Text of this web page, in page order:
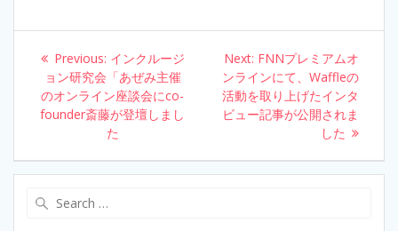
b
o
o
k
er e
dI
n
e
Post
navigation
Previous: Previous
post:
インクルージ
ョン研究会「あぜみ主催
のオンライン座談会にco-
founder斎藤が登壇しまし
た
Next: Next
post:
FNNプレミアムオ
ンラインにて、Waffleの
活動を取り上げたインタ
ビュー記事が公開されま
した